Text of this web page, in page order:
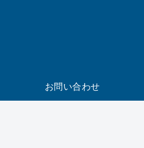
お問い合わせ